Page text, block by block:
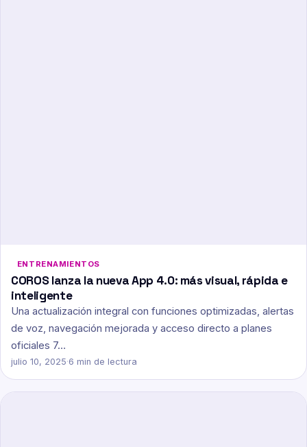
ENTRENAMIENTOS
COROS lanza la nueva App 4.0: más visual, rápida e
inteligente
Una actualización integral con funciones optimizadas, alertas
de voz, navegación mejorada y acceso directo a planes
oficiales 7…
julio 10, 2025·6 min de lectura